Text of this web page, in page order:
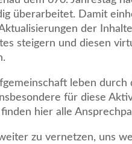
überarbeitet. Damit
der
steigern und diesen
leben
für diese
hier alle
zu vernetzen, uns